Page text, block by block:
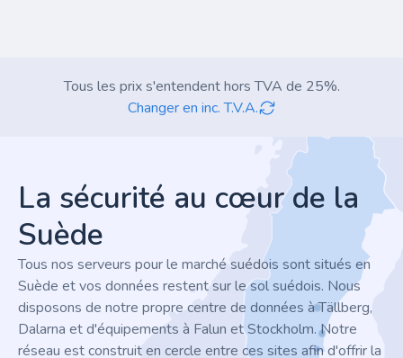
Tous les prix s'entendent hors TVA de 25%.
Changer en inc. T.V.A.
La sécurité au cœur de la
Suède
Tous nos serveurs pour le marché suédois sont situés en
Suède et vos données restent sur le sol suédois. Nous
disposons de notre propre centre de données à Tällberg,
Dalarna et d'équipements à Falun et Stockholm. Notre
réseau est construit en cercle entre ces sites afin d'offrir la